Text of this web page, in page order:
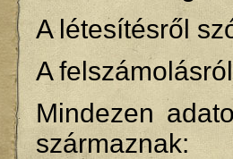
A létesítésről
A
Mindezen
származnak: